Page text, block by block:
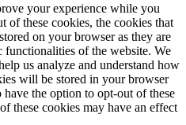
your experience while you
of these cookies, the cookies that
on your browser as they are
of the website. We
us analyze and understand how
will be stored in your browser
the option to opt-out of these
these cookies may have an effect